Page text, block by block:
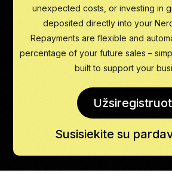
unexpected costs, or investing in
deposited directly into your
Repayments are flexible and
percentage of your future sales –
built to support your
Susisiekite su